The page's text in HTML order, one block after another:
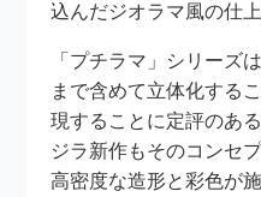
込んだジオラマ風の仕
「プチラマ」シリーズ
まで含めて立体化する
現することに定評のあ
ジラ新作もそのコンセ
高密度な造形と彩色が